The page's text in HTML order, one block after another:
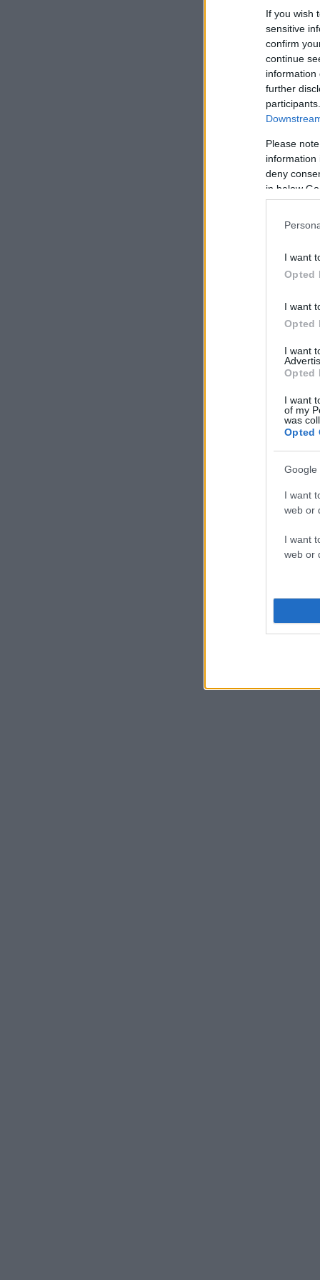
If you wish
sensitive
confirm
continue
information
further
Please
information
deny
in below
I want
Opted
I want
Opted
I want
Opted
I want
of my
was
Opted
Google
I want
web or
I want
web or